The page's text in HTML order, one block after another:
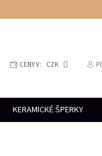
CENY V: CZK
KERAMICKÉ ŠPERKY